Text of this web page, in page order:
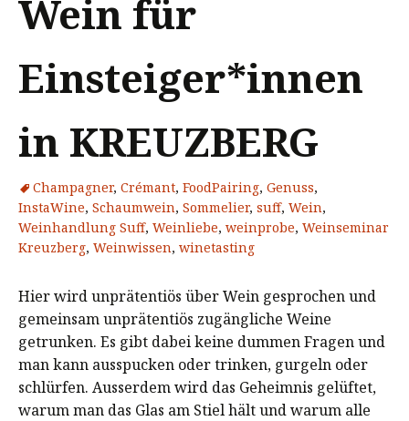
Wein für
Einsteiger*innen
in KREUZBERG
Champagner, Crémant, FoodPairing, Genuss,
InstaWine, Schaumwein, Sommelier, suff, Wein,
Weinhandlung Suff, Weinliebe, weinprobe, Weinseminar
Kreuzberg, Weinwissen, winetasting
Hier wird unprätentiös über Wein gesprochen und
gemeinsam unprätentiös zugängliche Weine
getrunken. Es gibt dabei keine dummen Fragen und
man kann ausspucken oder trinken, gurgeln oder
schlürfen. Ausserdem wird das Geheimnis gelüftet,
warum man das Glas am Stiel hält und warum alle